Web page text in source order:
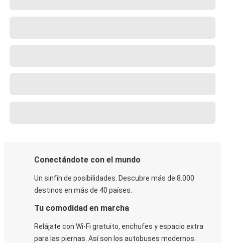
Conectándote con el mundo
Un sinfín de posibilidades. Descubre más de 8.000
destinos en más de 40 países.
Tu comodidad en marcha
Relájate con Wi-Fi gratuito, enchufes y espacio extra
para las piernas. Así son los autobuses modernos.